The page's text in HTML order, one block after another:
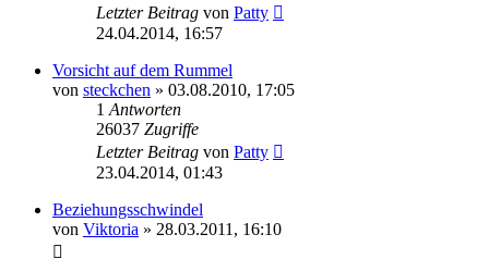
Letzter Beitrag von Patty
24.04.2014, 16:57
Vorsicht auf dem Rummel
von steckchen » 03.08.2010, 17:05
1 Antworten
26037 Zugriffe
Letzter Beitrag von Patty
23.04.2014, 01:43
Beziehungsschwindel
von Viktoria » 28.03.2011, 16:10